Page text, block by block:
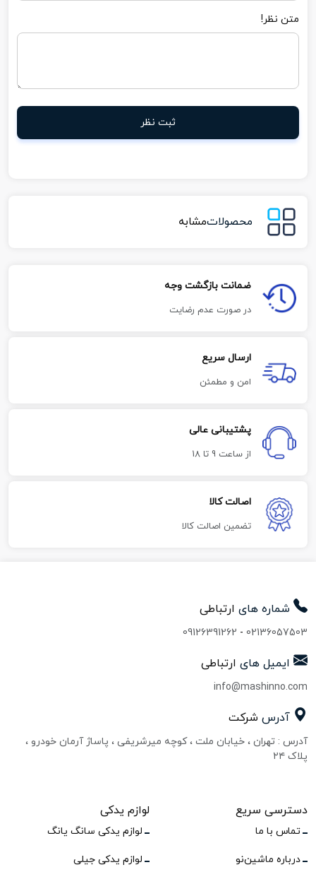
متن نظر!
ثبت نظر
محصولاتمشابه
ضمانت بازگشت وجه
در صورت عدم رضایت
ارسال سریع
امن و مطمئن
پشتیبانی عالی
از ساعت 9 تا 18
اصالت کالا
تضمین اصالت کالا
شماره های ارتباطی
02136057503
-
09126391262
ایمیل های ارتباطی
info@mashinno.com
آدرس شرکت
آدرس : تهران ، خیابان ملت ، کوچه میرشریفی ، پاساژ آرمان خودرو ،
پلاک ۲۴
دسترسی سریع
تماس با ما
درباره ماشین‌نو
لوازم یدکی
لوازم یدکی سانگ یانگ
لوازم یدکی جیلی